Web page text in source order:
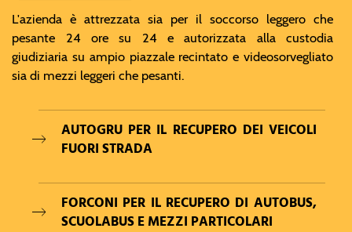
L'azienda è attrezzata sia per il soccorso leggero che
pesante 24 ore su 24 e autorizzata alla custodia
giudiziaria su ampio piazzale recintato e videosorvegliato
sia di mezzi leggeri che pesanti.
AUTOGRU PER IL RECUPERO DEI VEICOLI
FUORI STRADA
FORCONI PER IL RECUPERO DI AUTOBUS,
SCUOLABUS E MEZZI PARTICOLARI